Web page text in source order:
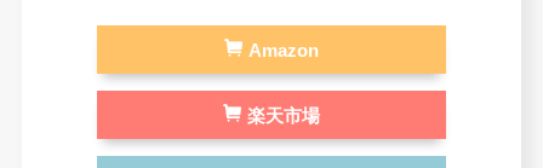
Amazon
楽天市場